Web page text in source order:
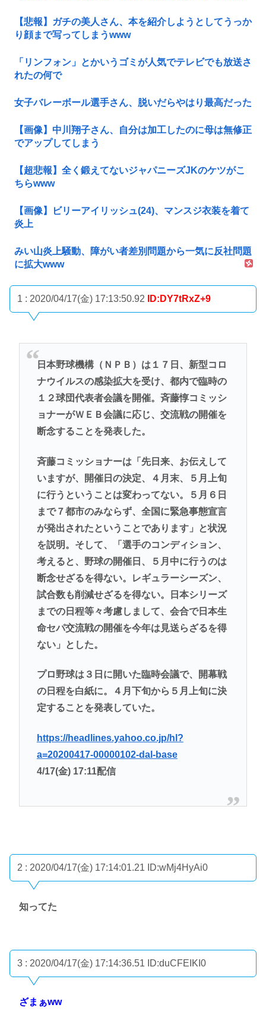
【悲報】ガチの美人さん、本を紹介しようとしてうっか
り顔まで写ってしまうwww
「リンフォン」とかいうゴミが人気でテレビでも放送さ
れたの何で
女子バレーボール選手さん、脱いだらやはり最高だった
【画像】中川翔子さん、自分は加工したのに母は無修正
でアップしてしまう
【超悲報】全く鍛えてないジャパニーズJKのケツがこ
ちらwww
【画像】ビリーアイリッシュ(24)、マンスジ衣装を着て
炎上
みい山炎上騒動、障がい者差別問題から一気に反社問題
に拡大www
1 : 2020/04/17(金) 17:13:50.92 ID:DY7tRxZ+9
日本野球機構（ＮＰＢ）は１７日、新型コロ
ナウイルスの感染拡大を受け、都内で臨時の
１２球団代表者会議を開催。斉藤惇コミッシ
ョナーがＷＥＢ会議に応じ、交流戦の開催を
断念することを発表した。
斉藤コミッショナーは「先日来、お伝えして
いますが、開催日の決定、４月末、５月上旬
に行うということは変わってない。５月６日
まで７都市のみならず、全国に緊急事態宣言
が発出されたということであります」と状況
を説明。そして、「選手のコンディション、
考えると、野球の開催日、５月中に行うのは
断念せざるを得ない。レギュラーシーズン、
試合数も削減せざるを得ない。日本シリーズ
までの日程等々考慮しまして、会合で日本生
命セパ交流戦の開催を今年は見送らざるを得
ない」とした。
プロ野球は３日に開いた臨時会議で、開幕戦
の日程を白紙に。４月下旬から５月上旬に決
定することを発表していた。
https://headlines.yahoo.co.jp/hl?
a=20200417-00000102-dal-base
4/17(金) 17:11配信
2 : 2020/04/17(金) 17:14:01.21 ID:wMj4HyAi0
知ってた
3 : 2020/04/17(金) 17:14:36.51 ID:duCFEIKI0
ざまぁww